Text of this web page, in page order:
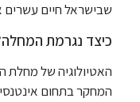
שבישראל חיים עשרים
כיצד נגרמת
האטיולוגיה של מחלת
המחקר בתחום